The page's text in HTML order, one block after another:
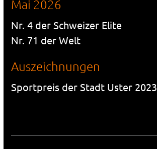
Mai 2026
Nr. 4 der Schweizer Elite
Nr. 71 der Welt
Auszeichnungen
Sportpreis der Stadt Uster 2023